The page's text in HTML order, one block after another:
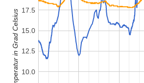
10.0
12.5
15.0
17.5
Temperatur in Grad Celsius